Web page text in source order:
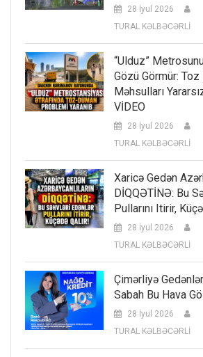
28 İyul 2026
TURAL KƏLBƏCƏRLİ
“Ulduz”
Gözü Görmür:
Məhsulları
VİDEO
28 İyul 2026
TURAL KƏLBƏCƏRLİ
Xaricə Gedən
DİQQƏTİNƏ: Bu
Pullarını Itirir,
28 İyul 2026
TURAL KƏLBƏCƏRLİ
Çimərliyə
Sabah Bu Hava
28 İyul 2026
TURAL KƏLBƏCƏRLİ